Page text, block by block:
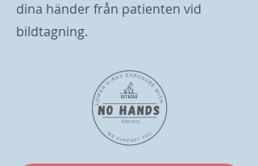
dina händer från patienten vid
bildtagning.